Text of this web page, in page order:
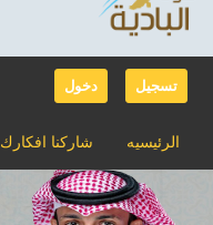
دخول تسجيل
شاركنا افكارك الرئيسيه